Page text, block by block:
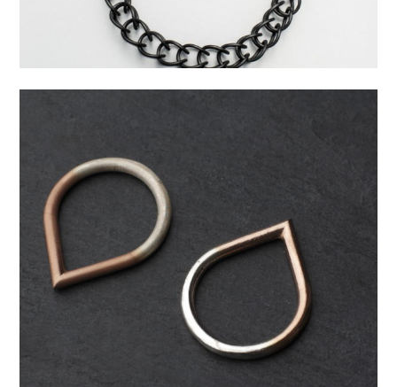
DROP Prsten – pozlaceno
růžovým
3 050,00
Kolekce:
Kolekce Drop
Materiál:
Ag 925/1000 Stříbro, Pozlacené
(růžové zlato), Stříbro